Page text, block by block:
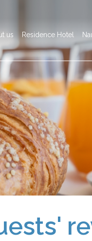
us Residence Hotel